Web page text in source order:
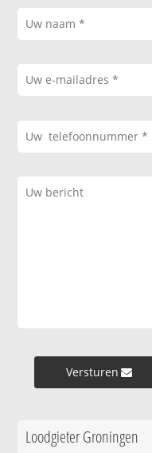
Versturen »
Loodgieter Groningen